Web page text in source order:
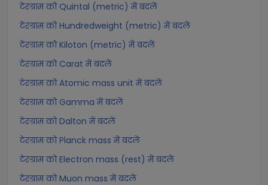
टेरग्राम को Quintal (metric) में बदलें
टेरग्राम को Hundredweight (metric) में बदलें
टेरग्राम को Kiloton (metric) में बदलें
टेरग्राम को Carat में बदलें
टेरग्राम को Atomic mass unit में बदलें
टेरग्राम को Gamma में बदलें
टेरग्राम को Dalton में बदलें
टेरग्राम को Planck mass में बदलें
टेरग्राम को Electron mass (rest) में बदलें
टेरग्राम को Muon mass में बदलें